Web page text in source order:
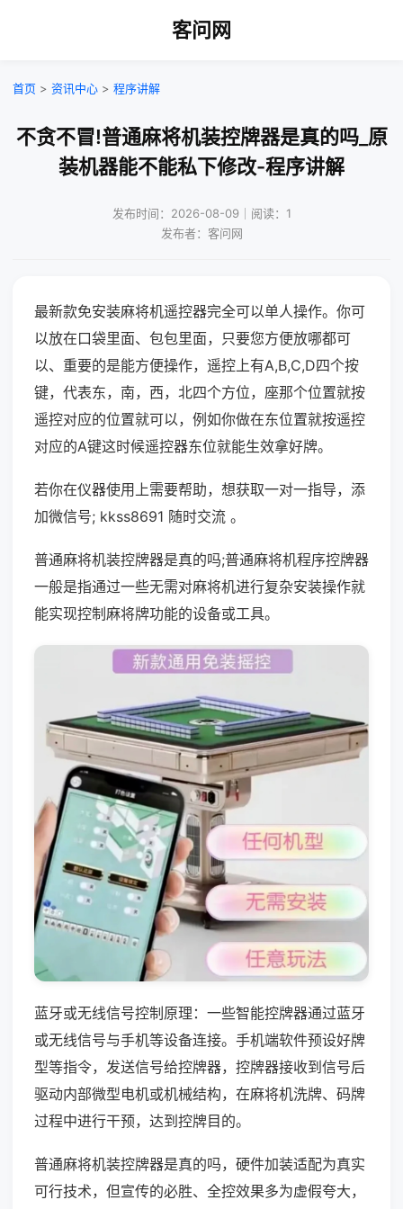
客问网
首页 > 资讯中心 > 程序讲解
不贪不冒!普通麻将机装控牌器是真的吗_原
装机器能不能私下修改-程序讲解
发布时间：2026-08-09｜阅读：1
发布者：客问网
最新款免安装麻将机遥控器完全可以单人操作。你可
以放在口袋里面、包包里面，只要您方便放哪都可
以、重要的是能方便操作，遥控上有A,B,C,D四个按
键，代表东，南，西，北四个方位，座那个位置就按
遥控对应的位置就可以，例如你做在东位置就按遥控
对应的A键这时候遥控器东位就能生效拿好牌。
若你在仪器使用上需要帮助，想获取一对一指导，添
加微信号; kkss8691 随时交流 。
普通麻将机装控牌器是真的吗;普通麻将机程序控牌器
一般是指通过一些无需对麻将机进行复杂安装操作就
能实现控制麻将牌功能的设备或工具。
蓝牙或无线信号控制原理：一些智能控牌器通过蓝牙
或无线信号与手机等设备连接。手机端软件预设好牌
型等指令，发送信号给控牌器，控牌器接收到信号后
驱动内部微型电机或机械结构，在麻将机洗牌、码牌
过程中进行干预，达到控牌目的。
普通麻将机装控牌器是真的吗，硬件加装适配为真实
可行技术，但宣传的必胜、全控效果多为虚假夸大，